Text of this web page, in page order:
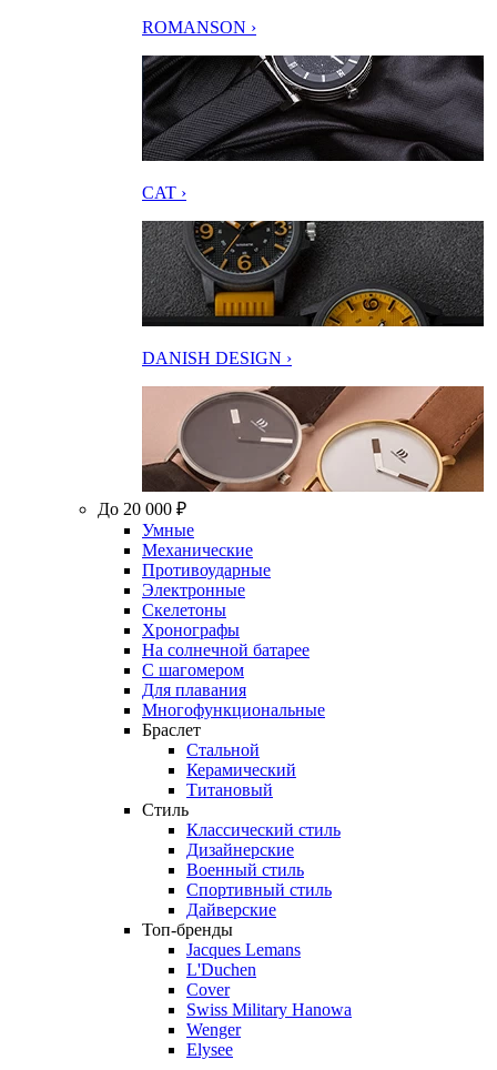
ROMANSON ›
CAT ›
DANISH DESIGN ›
До 20 000 ₽
Умные
Механические
Противоударные
Электронные
Скелетоны
Хронографы
На солнечной батарее
С шагомером
Для плавания
Многофункциональные
Браслет
Стальной
Керамический
Титановый
Стиль
Классический стиль
Дизайнерские
Военный стиль
Спортивный стиль
Дайверские
Топ-бренды
Jacques Lemans
L'Duchen
Cover
Swiss Military Hanowa
Wenger
Elysee